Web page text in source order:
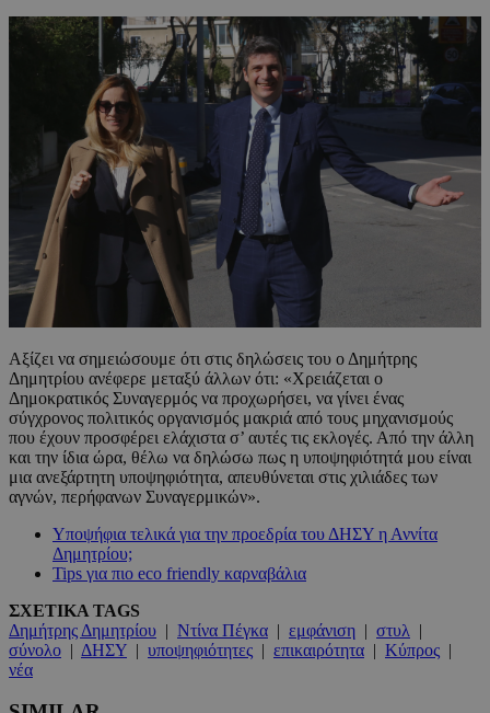
Αξίζει να σημειώσουμε ότι στις δηλώσεις του ο Δημήτρης
Δημητρίου ανέφερε μεταξύ άλλων ότι: «Χρειάζεται ο
Δημοκρατικός Συναγερμός να προχωρήσει, να γίνει ένας
σύγχρονος πολιτικός οργανισμός μακριά από τους μηχανισμούς
που έχουν προσφέρει ελάχιστα σ’ αυτές τις εκλογές. Από την άλλη
και την ίδια ώρα, θέλω να δηλώσω πως η υποψηφιότητά μου είναι
μια ανεξάρτητη υποψηφιότητα, απευθύνεται στις χιλιάδες των
αγνών, περήφανων Συναγερμικών».
Υποψήφια τελικά για την προεδρία του ΔΗΣΥ η Αννίτα
Δημητρίου;
Tips για πιο eco friendly καρναβάλια
ΣΧΕΤΙΚΑ TAGS
Δημήτρης Δημητρίου | Ντίνα Πέγκα | εμφάνιση | στυλ |
σύνολο | ΔΗΣΥ | υποψηφιότητες | επικαιρότητα | Κύπρος |
νέα